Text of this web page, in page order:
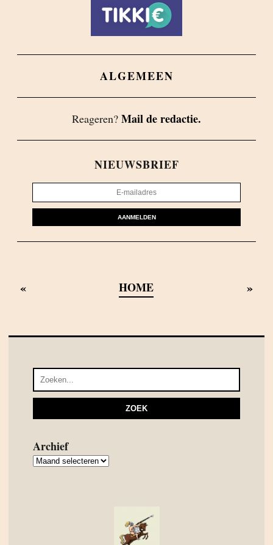
ALGEMEEN
Reageren? Mail de redactie.
NIEUWSBRIEF
AANMELDEN
« HOME »
Archief
Archief